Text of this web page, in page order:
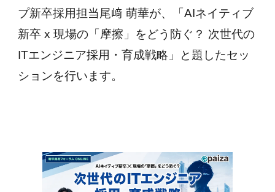
プ新卒採用担当尾﨑 萌華が、「AIネイティブ
新卒 x 現場の「摩擦」をどう防ぐ？ 次世代の
ITエンジニア採用・育成戦略」と題したセッ
ションを行います。